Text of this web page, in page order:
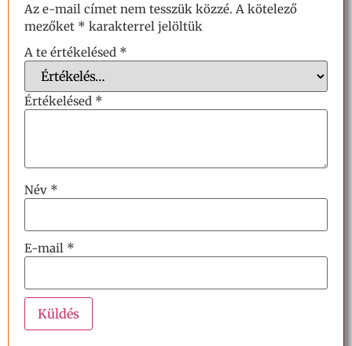
Az e-mail címet nem tesszük közzé. A kötelező
mezőket * karakterrel jelöltük
A te értékelésed *
Értékelésed *
Név *
E-mail *